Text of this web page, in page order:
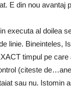
E din nou
executa al doilea
linie.
timpul pe
(citeste
sau nu. Istomin